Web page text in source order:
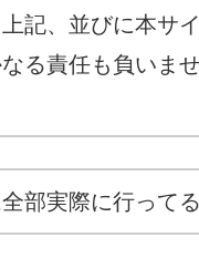
記、並びに本サ
る責任も負いま
部実際に行って